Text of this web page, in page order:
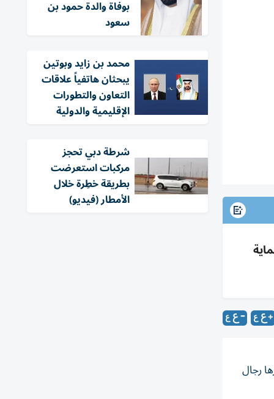
رجال
بوفاة والدة حمود بن
سعود
محمد بن زايد وبوتين
يبحثان هاتفياً علاقات
التعاون والتطورات
الإقليمية والدولية
شرطة دبي تحجز
مركبات استعرضت
بطريقة خطِرة خلال
الأمطار (فيديو)